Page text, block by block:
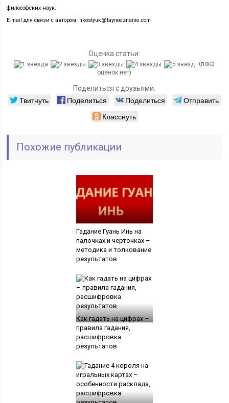
философских наук.
E-mail для связи с автором: nkostyuk@taynoeznanie.com
Оценка статьи:
(пока
оценок нет)
Поделиться с друзьями:
Твитнуть Поделиться Поделиться
Отправить
Класснуть
Похожие публикации
Гадание Гуань Инь на
палочках и черточках –
методика и толкование
результатов
Как гадать на цифрах –
правила гадания,
расшифровка
результатов